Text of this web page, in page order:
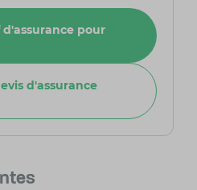
pour
d'assurance